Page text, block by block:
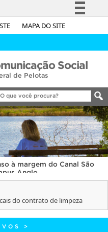
MAPA DO SITE
Simplifique!
Acesso à informação
Legislação
Canais
Social
de Pelotas
à margem do Canal São
Anglo
do contrato de limpeza
>